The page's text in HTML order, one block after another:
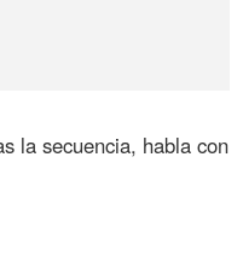
la secuencia, habla con